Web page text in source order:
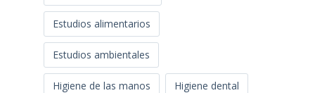
Estudios alimentarios
Estudios ambientales
Higiene de las manos Higiene dental